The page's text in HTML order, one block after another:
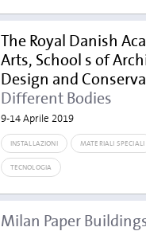
The Royal Danish
Arts, School s of
Design and
Different Bodies
9-14 Aprile 2019
INSTALLAZIONI MATERIALI SPECIALI
TECNOLOGIA
Milan Paper